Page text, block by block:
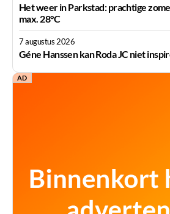
Het weer in Parkstad: prachtige
max. 28°C
7 augustus 2026
Géne Hanssen kan Roda JC niet
AD